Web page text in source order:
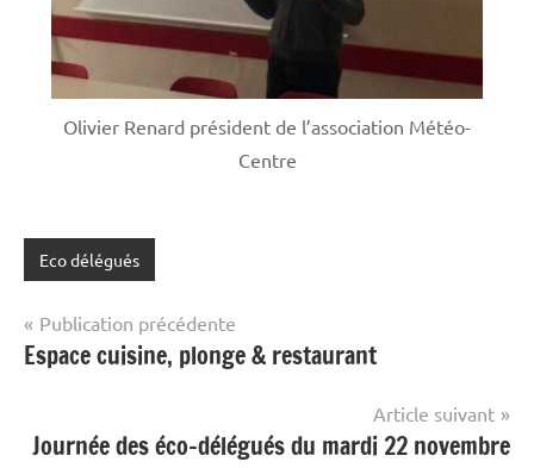
Olivier Renard président de l’association Météo-
Centre
Eco délégués
Navigation
de
Publication précédente
Espace cuisine, plonge & restaurant
Article suivant
Journée des éco-délégués du mardi 22 novembre